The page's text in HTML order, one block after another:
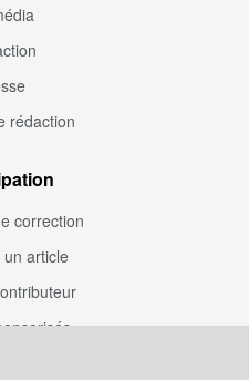
rédaction
correction
un article